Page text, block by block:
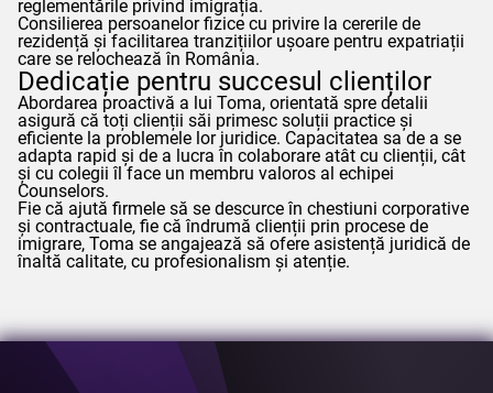
reglementările privind imigrația.
Consilierea persoanelor fizice cu privire la cererile de
rezidență și facilitarea tranzițiilor ușoare pentru expatriații
care se relochează în România.
Dedicație pentru succesul clienților
Abordarea proactivă a lui Toma, orientată spre detalii
asigură că toți clienții săi primesc soluții practice și
eficiente la problemele lor juridice. Capacitatea sa de a se
adapta rapid și de a lucra în colaborare atât cu clienții, cât
și cu colegii îl face un membru valoros al echipei
Counselors.
Fie că ajută firmele să se descurce în chestiuni corporative
și contractuale, fie că îndrumă clienții prin procese de
imigrare, Toma se angajează să ofere asistență juridică de
înaltă calitate, cu profesionalism și atenție.